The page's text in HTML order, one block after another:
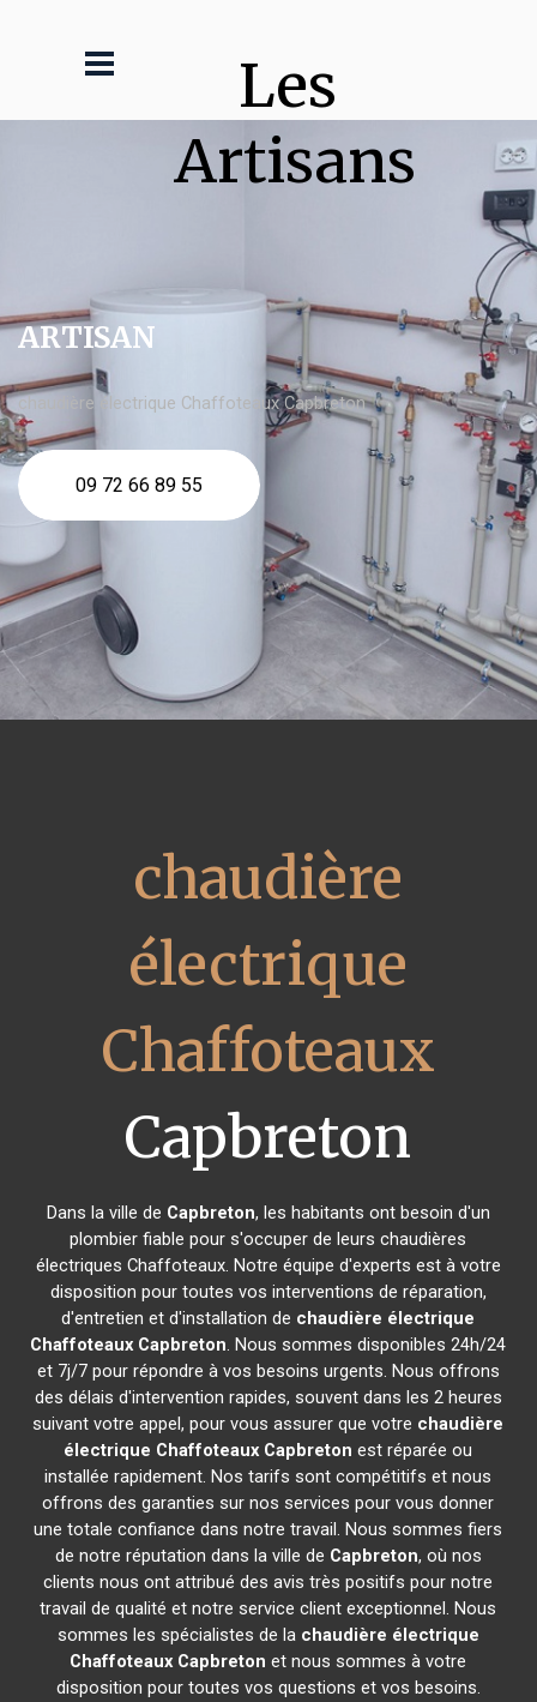
Les
Artisans
ARTISAN
chaudière électrique Chaffoteaux Capbreton
09 72 66 89 55
chaudière
électrique
Chaffoteaux
Capbreton
Dans la ville de Capbreton, les habitants ont besoin d'un
plombier fiable pour s'occuper de leurs chaudières
électriques Chaffoteaux. Notre équipe d'experts est à votre
disposition pour toutes vos interventions de réparation,
d'entretien et d'installation de chaudière électrique
Chaffoteaux Capbreton. Nous sommes disponibles 24h/24
et 7j/7 pour répondre à vos besoins urgents. Nous offrons
des délais d'intervention rapides, souvent dans les 2 heures
suivant votre appel, pour vous assurer que votre chaudière
électrique Chaffoteaux Capbreton est réparée ou
installée rapidement. Nos tarifs sont compétitifs et nous
offrons des garanties sur nos services pour vous donner
une totale confiance dans notre travail. Nous sommes fiers
de notre réputation dans la ville de Capbreton, où nos
clients nous ont attribué des avis très positifs pour notre
travail de qualité et notre service client exceptionnel. Nous
sommes les spécialistes de la chaudière électrique
Chaffoteaux Capbreton et nous sommes à votre
disposition pour toutes vos questions et vos besoins.